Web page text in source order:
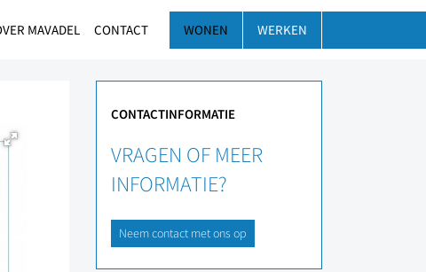
MAVADEL CONTACT WONEN WERKEN
CONTACTINFORMATIE
VRAGEN OF MEER
INFORMATIE?
Neem contact met ons op